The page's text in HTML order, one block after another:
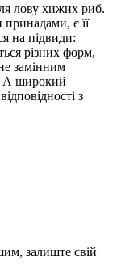
лову хижих риб.
є її
на підвиди:
різних форм,
замінним
А широкий
з
залиште свій